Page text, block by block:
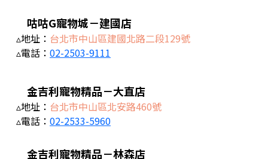
咕咕G寵物城－建國店
▵地址： 台北市中山區建國北路二段129號
▵電話： 02-2503-9111
金吉利寵物精品－大直店
▵地址： 台北市中山區北安路460號
▵電話： 02-2533-5960
金吉利寵物精品－林森店